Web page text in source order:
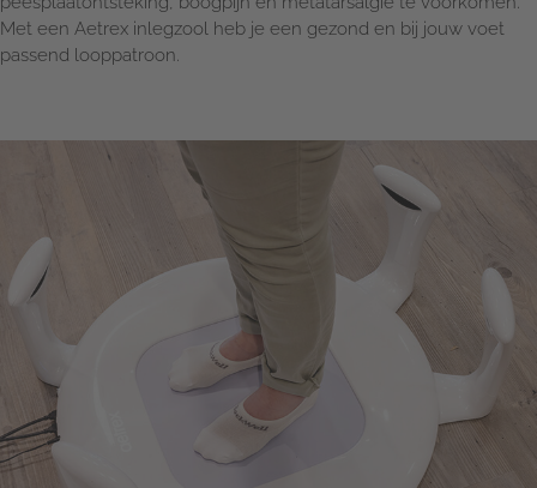
Met een Aetrex inlegzool heb je een gezond en bij jouw voet
passend looppatroon.